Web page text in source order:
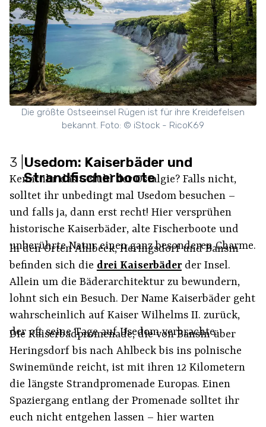
Die größte Ostseeinsel Rügen ist für ihre Kreidefelsen
bekannt. Foto: © iStock - RicoK69
3 Usedom: Kaiserbäder und
Strandfischerboote
Kennt ihr das Gefühl der Ostalgie? Falls nicht,
solltet ihr unbedingt mal Usedom besuchen –
und falls ja, dann erst recht! Hier versprühen
historische Kaiserbäder, alte Fischerboote und
unberührte Natur einen ganz besonderen Charme.
In den Orten Ahlbeck, Heringsdorf und Bansin
befinden sich die drei Kaiserbäderder Insel.
Allein um die Bäderarchitektur zu bewundern,
lohnt sich ein Besuch. Der Name Kaiserbäder geht
wahrscheinlich auf Kaiser Wilhelms II. zurück,
der oft seine Tage auf Usedom verbrachte.
Die Kaiserbadpromenade, die von Bansin über
Heringsdorf bis nach Ahlbeck bis ins polnische
Swinemünde reicht, ist mit ihren 12 Kilometern
die längste Strandpromenade Europas. Einen
Spaziergang entlang der Promenade solltet ihr
euch nicht entgehen lassen – hier warten